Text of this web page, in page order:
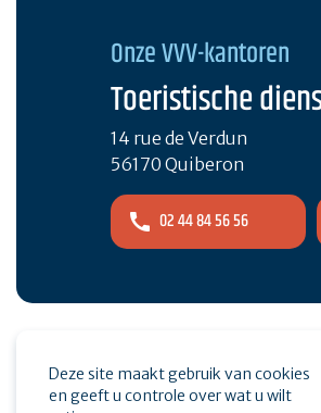
Onze VVV-kantoren
Toeristische
14 rue de Verdun
56170 Quiberon
02 44 84 56 56
Espace pro Druk op
Deze site maakt gebruik van cookies
en geeft u controle over wat u wilt